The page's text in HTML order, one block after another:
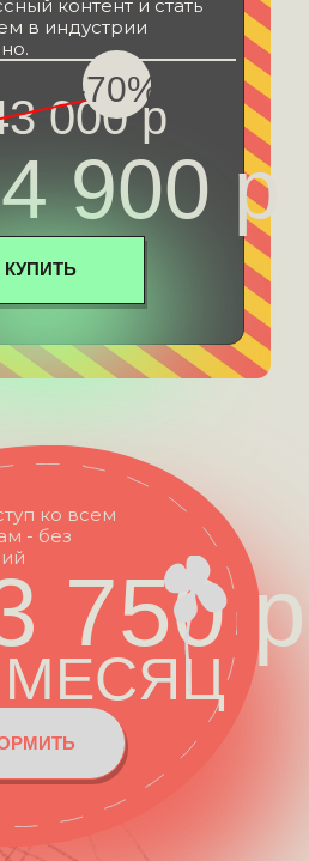
900 р
000 р
-70%
КУПИТЬ
контент и стать
в индустрии
750 р
МЕСЯЦ
ко всем
- без
КУРС ПО
И
ВИДЕО
ДЛЯ